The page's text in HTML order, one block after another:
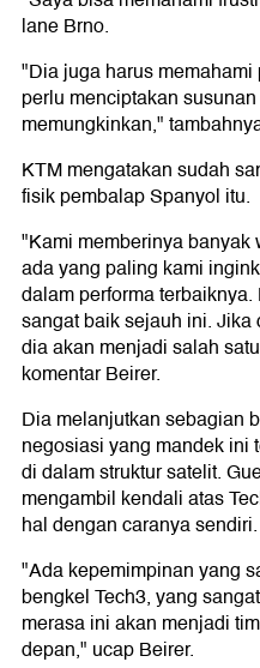
lane Brno.
"Dia juga harus
perlu menciptakan
memungkinkan,"
KTM mengatakan sudah
fisik pembalap Spanyol itu.
"Kami memberinya
ada yang paling kami
dalam performa
sangat baik sejauh ini.
dia akan menjadi salah
komentar Beirer.
Dia melanjutkan sebagian
negosiasi yang mandek ini
di dalam struktur satelit.
mengambil kendali atas
hal dengan caranya sendiri.
"Ada kepemimpinan yang
bengkel Tech3, yang
merasa ini akan menjadi
depan," ucap Beirer.